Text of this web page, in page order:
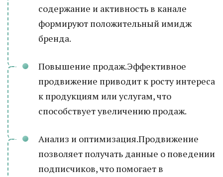
содержание и активность в канале
формируют положительный имидж
бренда.
Повышение продаж.Эффективное
продвижение приводит к росту интереса
к продукциям или услугам, что
способствует увеличению продаж.
Анализ и оптимизация.Продвижение
позволяет получать данные о поведении
подписчиков, что помогает в